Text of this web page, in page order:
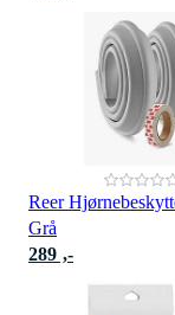
Reer
Grå
289 ,-